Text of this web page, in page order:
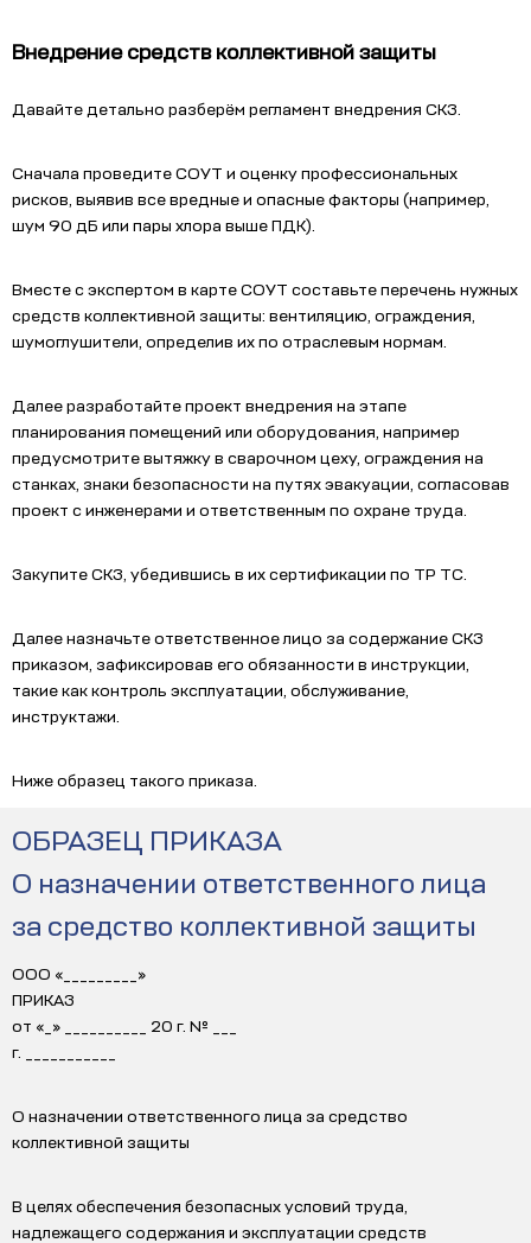
Внедрение средств коллективной защиты
Давайте детально разберём регламент внедрения СКЗ.
Сначала проведите СОУТ и оценку профессиональных
рисков, выявив все вредные и опасные факторы (например,
шум 90 дБ или пары хлора выше ПДК).
Вместе с экспертом в карте СОУТ составьте перечень нужных
средств коллективной защиты: вентиляцию, ограждения,
шумоглушители, определив их по отраслевым нормам.
Далее разработайте проект внедрения на этапе
планирования помещений или оборудования, например
предусмотрите вытяжку в сварочном цеху, ограждения на
станках, знаки безопасности на путях эвакуации, согласовав
проект с инженерами и ответственным по охране труда.
Закупите СКЗ, убедившись в их сертификации по ТР ТС.
Далее назначьте ответственное лицо за содержание СКЗ
приказом, зафиксировав его обязанности в инструкции,
такие как контроль эксплуатации, обслуживание,
инструктажи.
Ниже образец такого приказа.
ОБРАЗЕЦ ПРИКАЗА
О назначении ответственного лица
за средство коллективной защиты
ООО «_________»
ПРИКАЗ
от «_» __________ 20 г. № ___
г. ___________
О назначении ответственного лица за средство
коллективной защиты
В целях обеспечения безопасных условий труда,
надлежащего содержания и эксплуатации средств